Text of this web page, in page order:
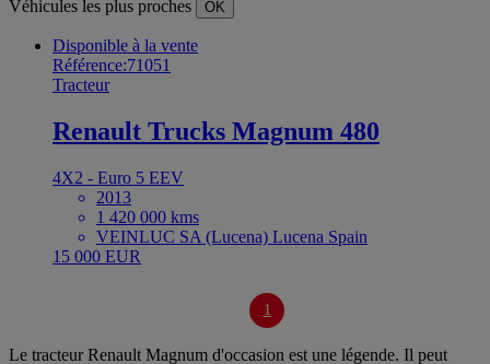
Véhicules les plus proches
OK
Disponible à la vente
Référence:71051
Tracteur
Renault Trucks Magnum 480
4X2 - Euro 5 EEV
2013
1 420 000 kms
VEINLUC SA (Lucena) Lucena Spain
15 000 EUR
1
Le tracteur Renault Magnum d'occasion est une légende. Il peut